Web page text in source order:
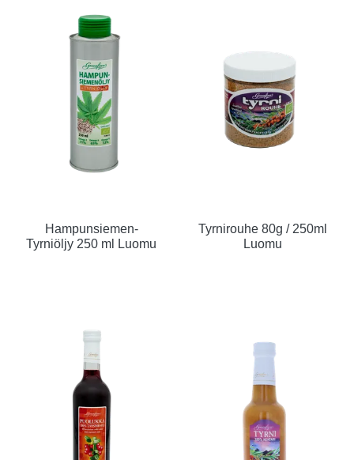
Hampunsiemen-
Tyrniöljy 250 ml Luomu
Tyrnirouhe 80g / 250ml
Luomu